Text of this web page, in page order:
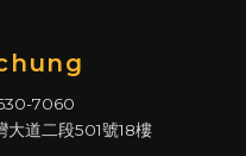
7060
道二段501號18樓